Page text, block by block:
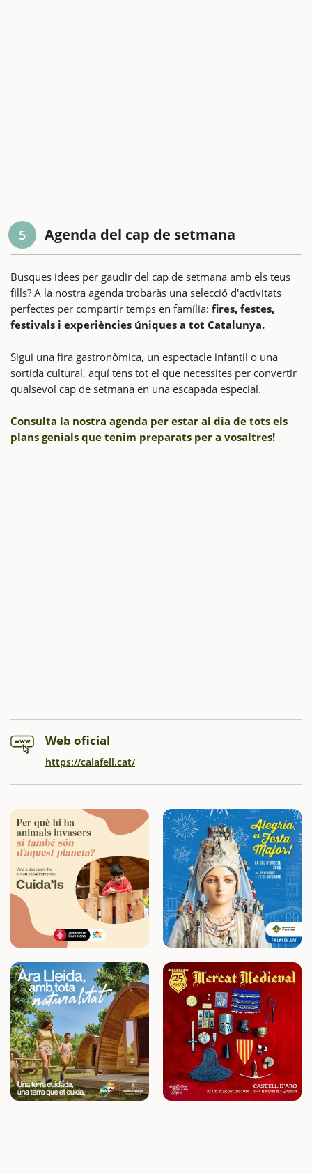
5 Agenda del cap de setmana
Busques idees per gaudir del cap de setmana amb els teus
fills? A la nostra agenda trobaràs una selecció d'activitats
perfectes per compartir temps en família: fires, festes,
festivals i experiències úniques a tot Catalunya.
Sigui una fira gastronòmica, un espectacle infantil o una
sortida cultural, aquí tens tot el que necessites per convertir
qualsevol cap de setmana en una escapada especial.
Consulta la nostra agenda per estar al dia de tots els
plans genials que tenim preparats per a vosaltres!
Web oficial
https://calafell.cat/